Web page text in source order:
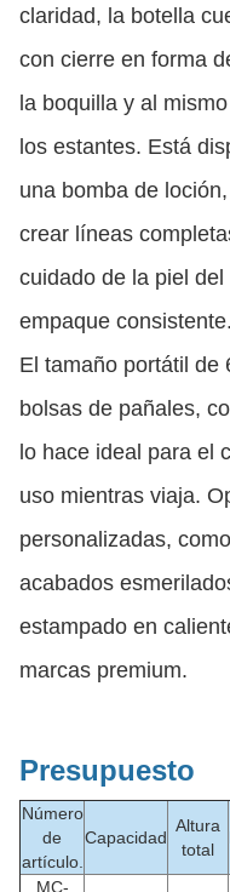
claridad, la botella
con cierre en forma
la boquilla y al
los estantes. Está
una bomba de
crear líneas
cuidado de la piel
empaque consistente.
El tamaño portátil de
bolsas de pañales,
lo hace ideal para el
uso mientras viaja.
personalizadas,
acabados
estampado en
marcas premium.
Presupuesto
Número
de
artículo.
Capacidad
Altura
total
MC-